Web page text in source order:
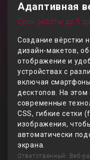
Адаптивная
Срок работы до 5
Создание вёрстки
дизайн-макетов,
отображение и
устройствах с
включая
десктопов. На
современные
CSS, гибкие сетки
изображения,
автоматически
экрана.
Ответственный: Веб-